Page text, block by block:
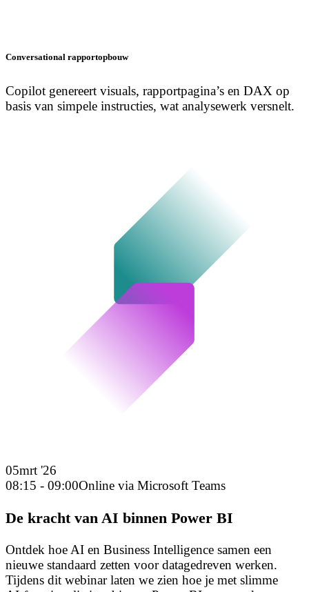
Conversational rapportopbouw
Copilot genereert visuals, rapportpagina’s en DAX op
basis van simpele instructies, wat analysewerk versnelt.
05mrt '26
08:15 - 09:00Online via Microsoft Teams
De kracht van AI binnen Power BI
Ontdek hoe AI en Business Intelligence samen een
nieuwe standaard zetten voor datagedreven werken.
Tijdens dit webinar laten we zien hoe je met slimme